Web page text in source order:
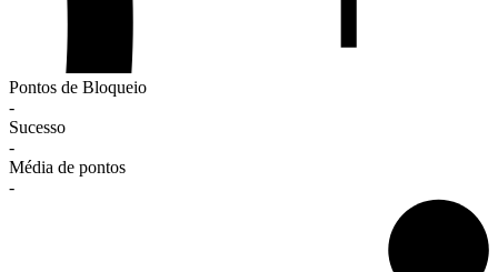
Pontos de Bloqueio
-
Sucesso
-
Média de pontos
-